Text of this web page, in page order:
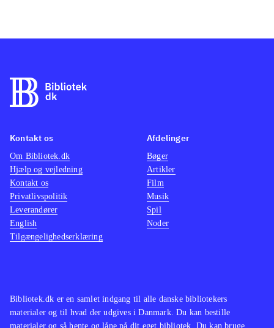
Bibliotek.dk er en samlet indgang til alle danske bibliotekers
materialer og til hvad der udgives i Danmark. Du kan bestille
materialer og så hente og låne på dit eget bibliotek. Du kan bruge
Kontakt os
Om Bibliotek.dk
Hjælp og vejledning
Kontakt os
Privatlivspolitik
Leverandører
English
Tilgængelighedserklæring
Afdelinger
Bøger
Artikler
Film
Musik
Spil
Noder